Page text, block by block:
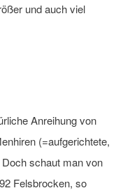
und auch viel
Anreihung von
(=aufgerichtete,
schaut man von
Felsbrocken, so